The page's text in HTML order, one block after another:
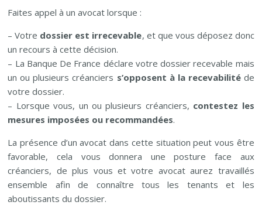
Faites appel à un avocat lorsque :
– Votre dossier est irrecevable, et que vous déposez donc
un recours à cette décision.
– La Banque De France déclare votre dossier recevable mais
un ou plusieurs créanciers s’opposent à la recevabilitéde
votre dossier.
– Lorsque vous, un ou plusieurs créanciers, contestez les
mesures imposées ou recommandées.
La présence d’un avocat dans cette situation peut vous être
favorable, cela vous donnera une posture face aux
créanciers, de plus vous et votre avocat aurez travaillés
ensemble afin de connaître tous les tenants et les
aboutissants du dossier.